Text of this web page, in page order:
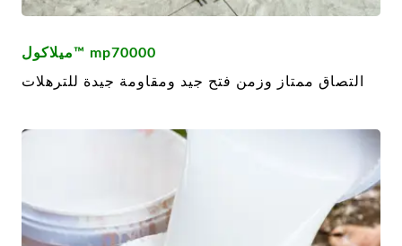
ميلاكول™ mp70000
التصاق ممتاز وزمن فتح جيد ومقاومة جيدة للترهلات